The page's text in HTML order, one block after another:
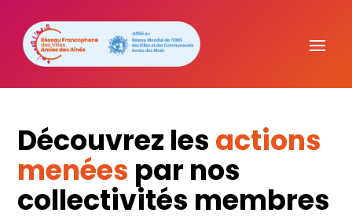
Découvrez les actions
menées par nos
collectivités membres